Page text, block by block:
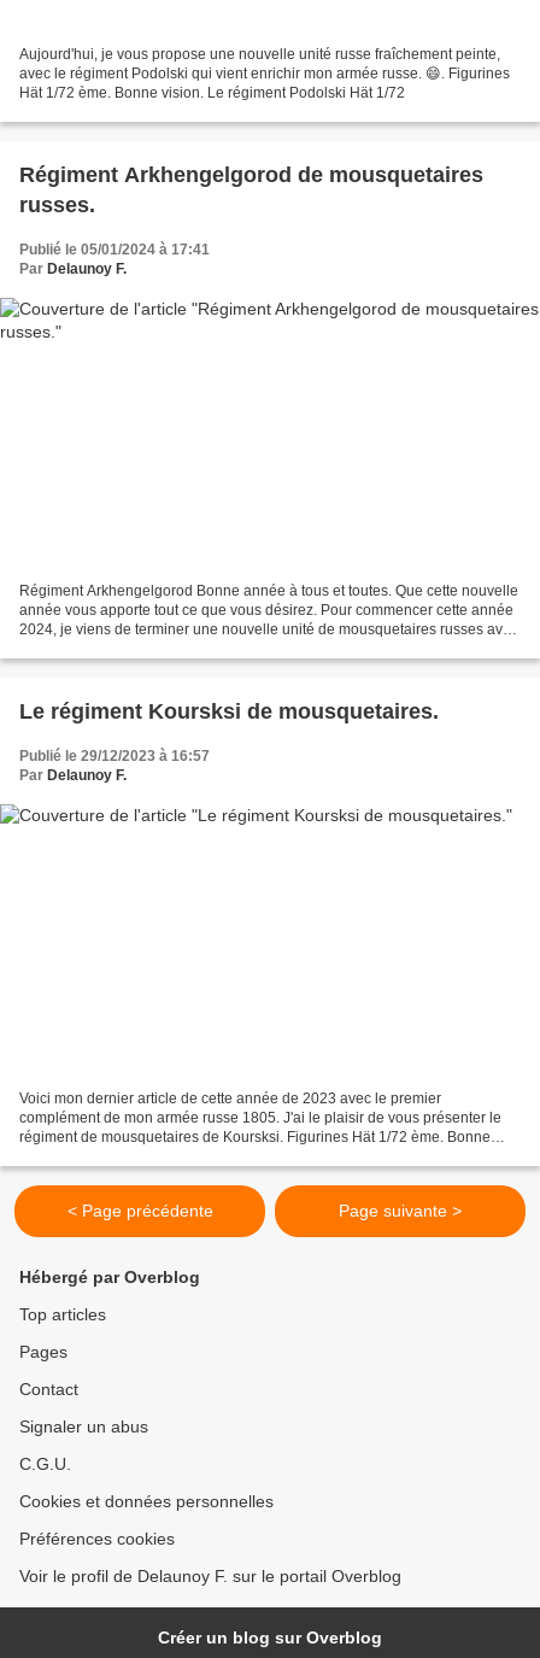
Aujourd'hui, je vous propose une nouvelle unité russe fraîchement peinte,
avec le régiment Podolski qui vient enrichir mon armée russe. 😄. Figurines
Hät 1/72 ème. Bonne vision. Le régiment Podolski Hät 1/72
Régiment Arkhengelgorod de mousquetaires
russes.
Publié le 05/01/2024 à 17:41
Par Delaunoy F.
Régiment Arkhengelgorod Bonne année à tous et toutes. Que cette nouvelle
année vous apporte tout ce que vous désirez. Pour commencer cette année
2024, je viens de terminer une nouvelle unité de mousquetaires russes avec
Le régiment Koursksi de mousquetaires.
Publié le 29/12/2023 à 16:57
Par Delaunoy F.
Voici mon dernier article de cette année de 2023 avec le premier
complément de mon armée russe 1805. J'ai le plaisir de vous présenter le
régiment de mousquetaires de Koursksi. Figurines Hät 1/72 ème. Bonne
< Page précédente Page suivante >
Hébergé par Overblog
Top articles
Pages
Contact
Signaler un abus
C.G.U.
Cookies et données personnelles
Préférences cookies
Voir le profil de Delaunoy F. sur le portail Overblog
Créer un blog sur Overblog